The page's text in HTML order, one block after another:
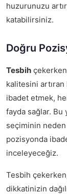
huzurunuzu
katabilirsiniz.
Doğru
Tesbih
kalitesini
ibadet etmek,
fayda sağlar. Bu
seçiminin
pozisyonda
inceleyeceğiz.
Tesbih
dikkatinizin